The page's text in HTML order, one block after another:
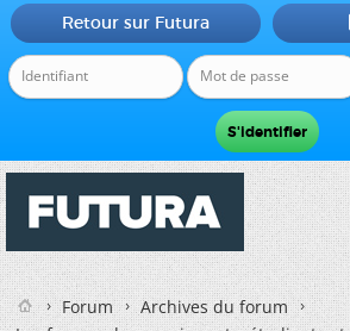
Retour sur Futura
Forum
Archives du forum